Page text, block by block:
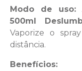
Modo de uso:
500ml
Vaporize o
distância.
Benefícios: